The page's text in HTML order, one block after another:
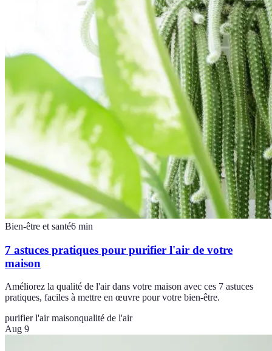
Bien-être et santé6 min
7 astuces pratiques pour purifier l'air de votre
maison
Améliorez la qualité de l'air dans votre maison avec ces 7 astuces
pratiques, faciles à mettre en œuvre pour votre bien-être.
purifier l'air maisonqualité de l'air
Aug 9